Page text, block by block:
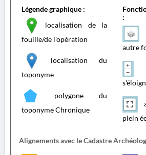
Légende graphique :
localisation de la
fouille/de l'opération
localisation du
toponyme
polygone du
toponyme Chronique
:
autre
plein
Alignements avec le Cadastre